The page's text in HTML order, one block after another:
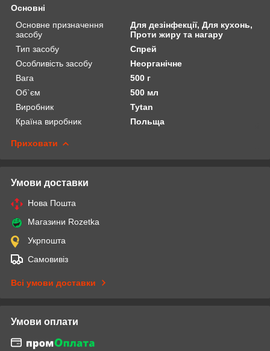
Основні
Основне призначення
засобу
Для дезінфекції, Для кухонь,
Проти жиру та нагару
Тип засобу
Спрей
Особливість засобу
Неорганічне
Вага
500 г
Об`єм
500 мл
Виробник
Tytan
Країна виробник
Польща
Приховати
Умови доставки
Нова Пошта
Магазини Rozetka
Укрпошта
Самовивіз
Всі умови доставки
Умови оплати